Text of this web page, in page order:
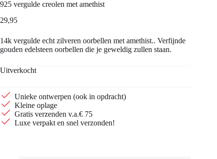
925 vergulde creolen met amethist
29,95
14k vergulde echt zilveren oorbellen met amethist.. Verfijnde
gouden edelsteen oorbellen die je geweldig zullen staan.
Uitverkocht
Unieke ontwerpen (ook in opdracht)
Kleine oplage
Gratis verzenden v.a.€ 75
Luxe verpakt en snel verzonden!